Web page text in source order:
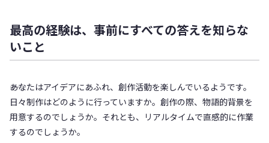
最高の経験は、事前にすべての答えを知らな
いこと
――あなたはアイデアにあふれ、創作活動を楽しんでいるようです。
日々制作はどのように行っていますか。創作の際、物語的背景を
用意するのでしょうか。それとも、リアルタイムで直感的に作業
するのでしょうか。